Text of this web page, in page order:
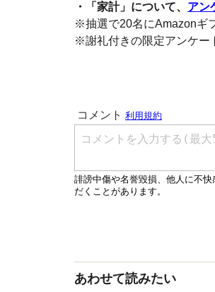
・「家計」について、 アン
※抽選で20名にAmazonギ
※謝礼付きの限定アンケー
あわせて読みたい